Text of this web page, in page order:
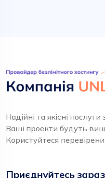
Надійні та якісні
Ваші проекти будуть
Користуйтеся
Приєднуйтесь